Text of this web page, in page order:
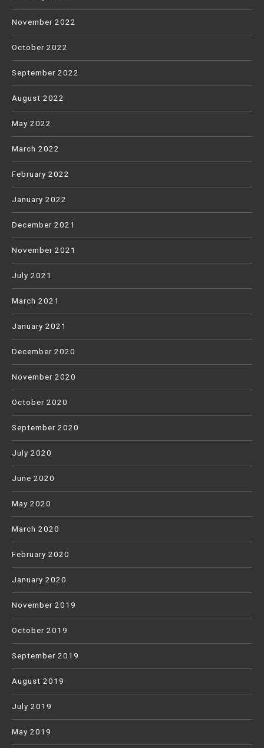
November 2022
October 2022
September 2022
August 2022
May 2022
March 2022
February 2022
January 2022
December 2021
November 2021
July 2021
March 2021
January 2021
December 2020
November 2020
October 2020
September 2020
July 2020
June 2020
May 2020
March 2020
February 2020
January 2020
November 2019
October 2019
September 2019
August 2019
July 2019
May 2019